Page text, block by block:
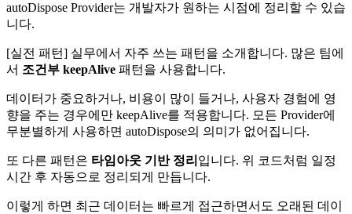
autoDispose Provider는 개발자가 원하는 시점에 정리할 수 있습
니다.
[실전 패턴] 실무에서 자주 쓰는 패턴을 소개합니다. 많은 팀에
서 조건부 keepAlive 패턴을 사용합니다.
데이터가 중요하거나, 비용이 많이 들거나, 사용자 경험에 영
향을 주는 경우에만 keepAlive를 적용합니다. 모든 Provider에
무분별하게 사용하면 autoDispose의 의미가 없어집니다.
또 다른 패턴은 타임아웃 기반 정리 입니다. 위 코드처럼 일정
시간 후 자동으로 정리되게 만듭니다.
이렇게 하면 최근 데이터는 빠르게 접근하면서도 오래된 데이